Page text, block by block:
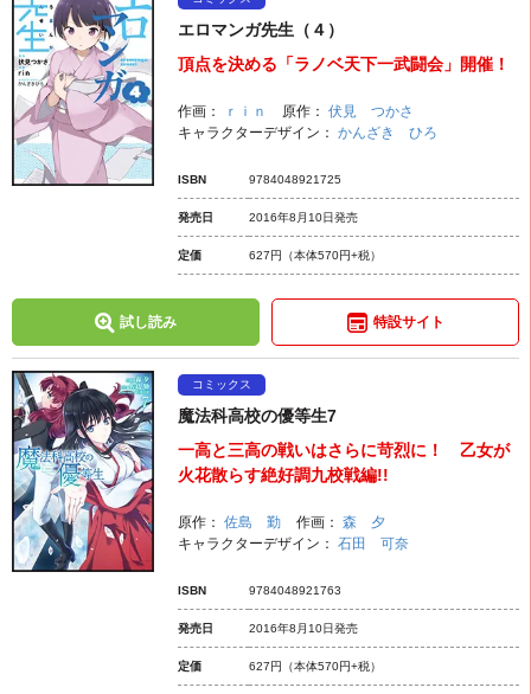
エロマンガ先生（４）
頂点を決める「ラノベ天下一武闘会」開催！
作画： ｒｉｎ 原作： 伏見 つかさ
キャラクターデザイン： かんざき ひろ
ISBN 9784048921725
発売日 2016年8月10日発売
定価 627円 （本体570円+税）
試し読み 特設サイト
コミックス
魔法科高校の優等生7
一高と三高の戦いはさらに苛烈に！ 乙女が
火花散らす絶好調九校戦編!!
原作： 佐島 勤 作画： 森 夕
キャラクターデザイン： 石田 可奈
ISBN 9784048921763
発売日 2016年8月10日発売
定価 627円 （本体570円+税）